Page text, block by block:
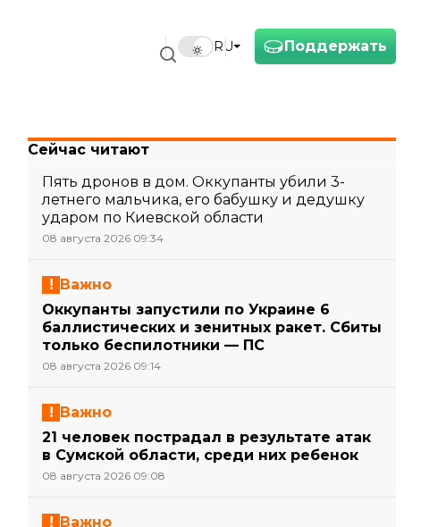
Поддержать
RU
Сейчас читают
Пять дронов в дом. Оккупанты убили 3-
летнего мальчика, его бабушку и дедушку
ударом по Киевской области
08 августа 2026 09:34
Важно
Оккупанты запустили по Украине 6
баллистических и зенитных ракет. Сбиты
только беспилотники — ПС
08 августа 2026 09:14
Важно
21 человек пострадал в результате атак
в Сумской области, среди них ребенок
08 августа 2026 09:08
Важно